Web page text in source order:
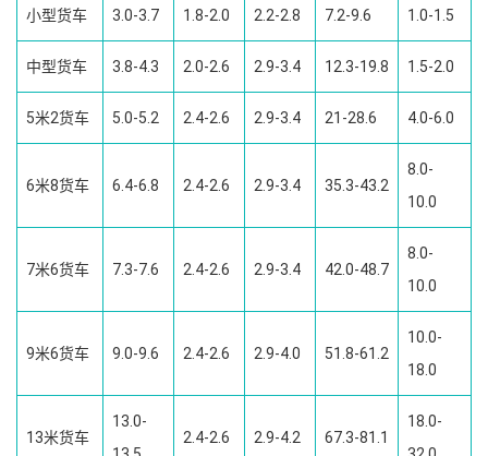
小型货车 3.0-3.7 1.8-2.0 2.2-2.8 7.2-9.6 1.0-1.5
中型货车 3.8-4.3 2.0-2.6 2.9-3.4 12.3-19.8 1.5-2.0
5米2货车 5.0-5.2 2.4-2.6 2.9-3.4 21-28.6 4.0-6.0
6米8货车 6.4-6.8 2.4-2.6 2.9-3.4 35.3-43.2
8.0-
10.0
7米6货车 7.3-7.6 2.4-2.6 2.9-3.4 42.0-48.7
8.0-
10.0
9米6货车 9.0-9.6 2.4-2.6 2.9-4.0 51.8-61.2
10.0-
18.0
13米货车
13.0-
2.4-2.6 2.9-4.2 67.3-81.1
18.0-